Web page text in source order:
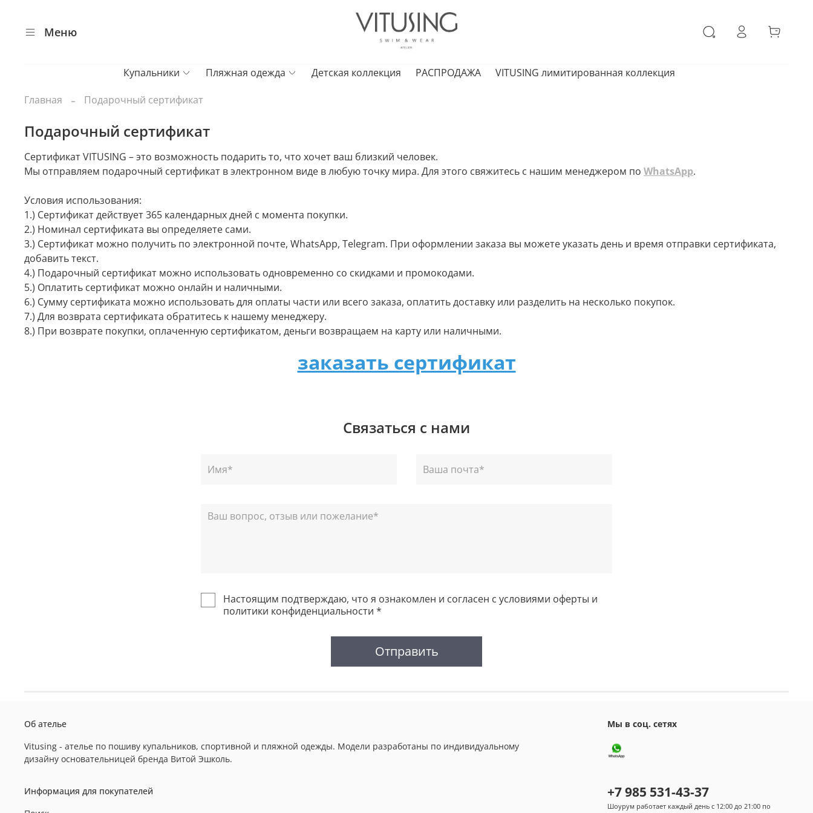
Меню
Купальники Пляжная одежда Детская коллекция РАСПРОДАЖА VITUSING лимитированная коллекция
Главная Подарочный сертификат
Подарочный сертификат
Сертификат VITUSING – это возможность подарить то, что хочет ваш близкий человек.
Мы отправляем подарочный сертификат в электронном виде в любую точку мира. Для этого свяжитесь с нашим менеджером по WhatsApp.
Условия использования:
1.) Сертификат действует 365 календарных дней с момента покупки.
2.) Номинал сертификата вы определяете сами.
3.) Сертификат можно получить по электронной почте, WhatsApp, Telegram. При оформлении заказа вы можете указать день и время отправки сертификата,
добавить текст.
4.) Подарочный сертификат можно использовать одновременно со скидками и промокодами.
5.) Оплатить сертификат можно онлайн и наличными.
6.) Сумму сертификата можно использовать для оплаты части или всего заказа, оплатить доставку или разделить на несколько покупок.
7.) Для возврата сертификата обратитесь к нашему менеджеру.
8.) При возврате покупки, оплаченную сертификатом, деньги возвращаем на карту или наличными.
заказать сертификат
Связаться с нами
Настоящим подтверждаю, что я ознакомлен и согласен с условиями оферты и
политики конфиденциальности *
Отправить
Об ателье
Vitusing - ателье по пошиву купальников, спортивной и пляжной одежды. Модели разработаны по индивидуальному
дизайну основательницей бренда Витой Эшколь.
Информация для покупателей
Мы в соц. сетях
+7 985 531-43-37
Шоурум работает каждый день с 12:00 до 21:00 по